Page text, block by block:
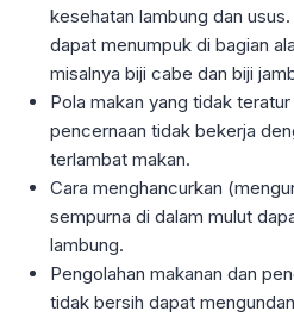
kesehatan lambung dan
dapat menumpuk di bagian
misalnya biji cabe dan biji
Pola makan yang tidak
pencernaan tidak bekerja
terlambat makan.
Cara menghancurkan
sempurna di dalam mulut
lambung.
Pengolahan makanan dan
tidak bersih dapat